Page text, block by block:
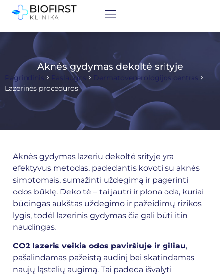
Aknės gydymas dekoltė srityje
Pagrindinis Paslaugos
Dermatovenerologijos centras
Lazerinės procedūros
Aknės gydymas lazeriu dekoltė srityje yra
efektyvus metodas, padedantis kovoti su aknės
simptomais, sumažinti uždegimą ir pagerinti
odos būklę. Dekoltė – tai jautri ir plona oda, kuriai
būdingas aukštas uždegimo ir pažeidimų rizikos
lygis, todėl lazerinis gydymas čia gali būti itin
naudingas.
CO2 lazeris veikia odos paviršiuje ir giliau,
pašalindamas pažeistą audinį bei skatindamas
naujų ląstelių augimą. Tai padeda išvalyti